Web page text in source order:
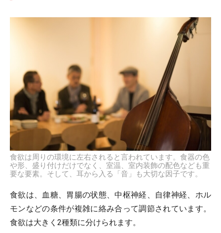
食欲は周りの環境に左右されると言われています。食器の色
や形、盛り付けだけでなく、室温、室内装飾の配色なども重
要な要素。そして、耳から入る「音」も大切な因子です。
食欲は、血糖、胃腸の状態、中枢神経、自律神経、ホル
モンなどの条件が複雑に絡み合って調節されています。
食欲は大きく2種類に分けられます。